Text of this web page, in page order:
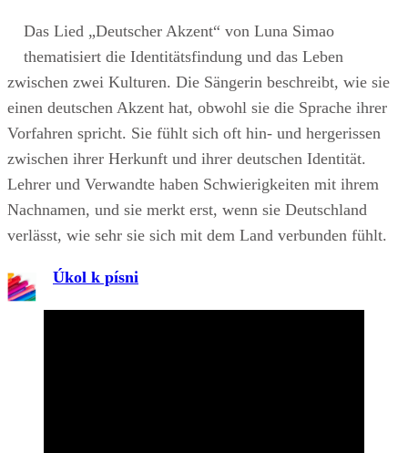
Das Lied „Deutscher Akzent“ von Luna Simao
thematisiert die Identitätsfindung und das Leben
zwischen zwei Kulturen. Die Sängerin beschreibt, wie sie
einen deutschen Akzent hat, obwohl sie die Sprache ihrer
Vorfahren spricht. Sie fühlt sich oft hin- und hergerissen
zwischen ihrer Herkunft und ihrer deutschen Identität.
Lehrer und Verwandte haben Schwierigkeiten mit ihrem
Nachnamen, und sie merkt erst, wenn sie Deutschland
verlässt, wie sehr sie sich mit dem Land verbunden fühlt.
Úkol k písni